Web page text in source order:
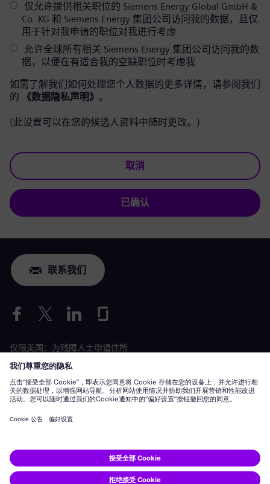
仅允许提供相关职位的 Siemens Energy Global GmbH &
Co. KG 和 Siemens Energy 集团公司访问我的数据，且仅
用于针对我申请的职位对我进行考虑
允许全球所有相关 Siemens Energy 集团公司访问我的数
据，以便在有适合我的空缺职位时考虑我
如需了解我们如何处理您个人数据的更多详情，请参阅我们
的
《数据隐私声明》 。
(此设置可以在您的候选人资料中随时更改。)
取消
已确认
联系我们
仅限美国：为残障人士申请住所
劳工情况申请
Siemens Energy 是由 Siemens AG 授权的商标。